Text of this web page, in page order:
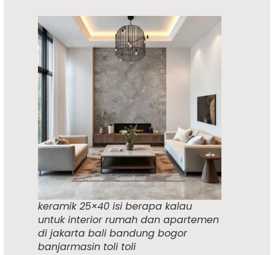
keramik 25×40 isi berapa kalau
untuk interior rumah dan apartemen
di jakarta bali bandung bogor
banjarmasin toli toli